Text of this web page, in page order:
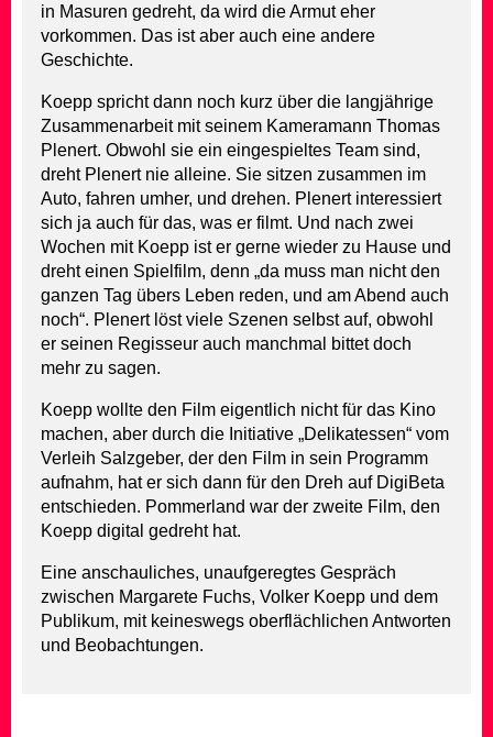
in Masuren gedreht, da wird die Armut eher
vorkommen. Das ist aber auch eine andere
Geschichte.
Koepp spricht dann noch kurz über die langjährige
Zusammenarbeit mit seinem Kameramann Thomas
Plenert. Obwohl sie ein eingespieltes Team sind,
dreht Plenert nie alleine. Sie sitzen zusammen im
Auto, fahren umher, und drehen. Plenert interessiert
sich ja auch für das, was er filmt. Und nach zwei
Wochen mit Koepp ist er gerne wieder zu Hause und
dreht einen Spielfilm, denn „da muss man nicht den
ganzen Tag übers Leben reden, und am Abend auch
noch“. Plenert löst viele Szenen selbst auf, obwohl
er seinen Regisseur auch manchmal bittet doch
mehr zu sagen.
Koepp wollte den Film eigentlich nicht für das Kino
machen, aber durch die Initiative „Delikatessen“ vom
Verleih Salzgeber, der den Film in sein Programm
aufnahm, hat er sich dann für den Dreh auf DigiBeta
entschieden. Pommerland war der zweite Film, den
Koepp digital gedreht hat.
Eine anschauliches, unaufgeregtes Gespräch
zwischen Margarete Fuchs, Volker Koepp und dem
Publikum, mit keineswegs oberflächlichen Antworten
und Beobachtungen.